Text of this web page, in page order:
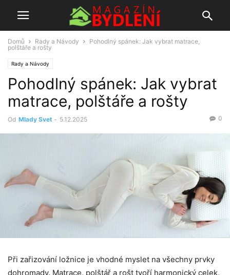
Domů Rady a Návody
Pohodlný spánek: Jak vybrat matrace,
polštáře a rošty
Rady a Návody
Pohodlný spánek: Jak vybrat
matrace, polštáře a rošty
Od Mlady Svet - 5.12.2025 0
Při zařizování ložnice je vhodné myslet na všechny prvky
dohromady. Matrace, polštář a rošt tvoří harmonický celek,